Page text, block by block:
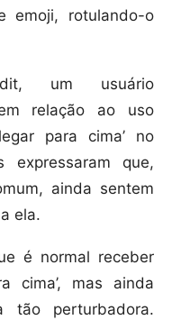
emoji, rotulando-o
um usuário
relação ao uso
para cima’ no
expressaram que,
ainda sentem
ela.
é normal receber
cima’, mas ainda
tão perturbadora.